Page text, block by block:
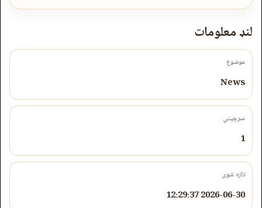
لنډ معلومات
موضوع
News
سرچینې
1
تازه شوی
2026-06-30 12:29:37